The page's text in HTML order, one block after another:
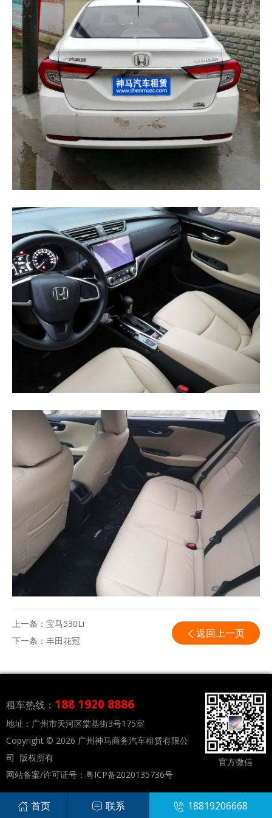
返回上一页
上一条： 宝马530Li
下一条： 丰田花冠
官方微信
租车热线： 188 1920 8886
地址：广州市天河区棠基街3号175室
Copyright © 2026 广州神马商务汽车租赁有限公
司 版权所有
网站备案/许可证号： 粤ICP备2020135736号
首页 联系 18819206668